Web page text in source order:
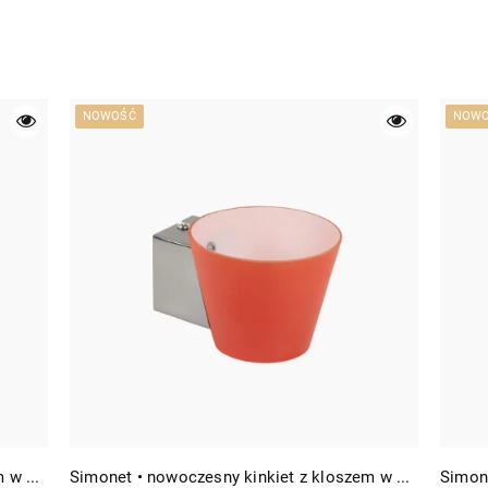
Simonet • nowoczesny kinkiet z kloszem w kształcie stożka kol. białego Simonet • nowoczesny kinkiet z kloszem w kształcie stożka kol. pomarańczowego
NOWOŚĆ